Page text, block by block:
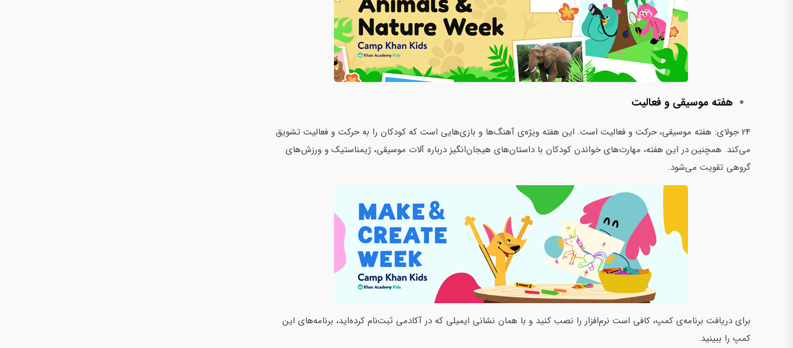
هفته موسیقی و فعالیت
24 جولای: هفته موسیقی، حرکت و فعالیت است. این هفته ویژه‌ی آهنگ‌ها و بازی‌هایی است که کودکان را به حرکت و فعالیت تشویق
می‌کند. همچنین در این هفته، مهارت‌های خواندن کودکان با داستان‌های هیجان‌انگیز درباره آلات موسیقی، ژیمناستیک و ورزش‌های
گروهی تقویت می‌شود.
برای دریافت برنامه‌ی کمپ، کافی است نرم‌‎افزار را نصب کنید و با همان نشانی ایمیلی که در آکادمی ثبت‌نام کرده‌اید، برنامه‌های این
کمپ را ببینید.